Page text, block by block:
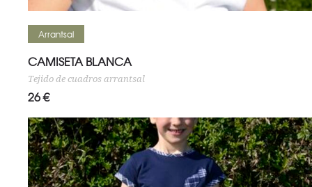
Seleccionar opciones
Arrantsal
CAMISETA BLANCA
Tejido de cuadros arrantsal
26€